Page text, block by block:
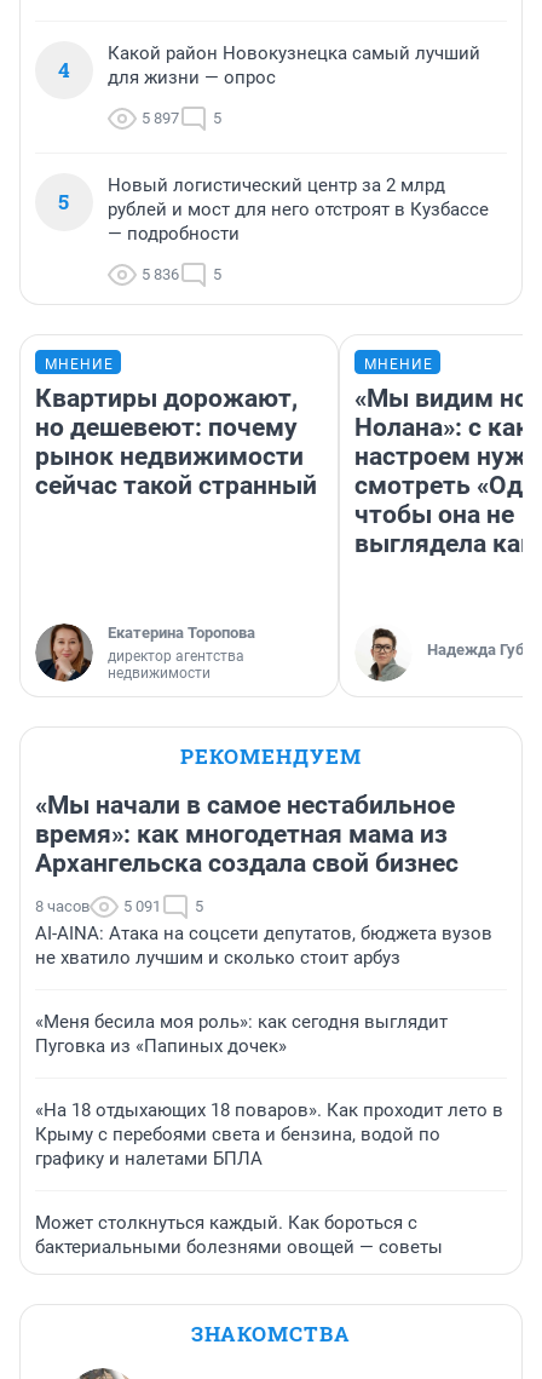
4
Какой район Новокузнецка самый лучший
для жизни — опрос
5 897 5
5
Новый логистический центр за 2 млрд
рублей и мост для него отстроят в Кузбассе
— подробности
5 836 5
МНЕНИЕ
Квартиры дорожают,
но дешевеют: почему
рынок недвижимости
сейчас такой странный
Екатерина Торопова
директор агентства
недвижимости
МНЕНИЕ
«Мы видим
Нолана»: с
настроем
смотреть
чтобы она не
выглядела как
Надежда
РЕКОМЕНДУЕМ
«Мы начали в самое нестабильное
время»: как многодетная мама из
Архангельска создала свой бизнес
8 часов 5 091 5
AI-AINA: Атака на соцсети депутатов, бюджета вузов
не хватило лучшим и сколько стоит арбуз
«Меня бесила моя роль»: как сегодня выглядит
Пуговка из «Папиных дочек»
«На 18 отдыхающих 18 поваров». Как проходит лето в
Крыму с перебоями света и бензина, водой по
графику и налетами БПЛА
Может столкнуться каждый. Как бороться с
бактериальными болезнями овощей — советы
ЗНАКОМСТВА